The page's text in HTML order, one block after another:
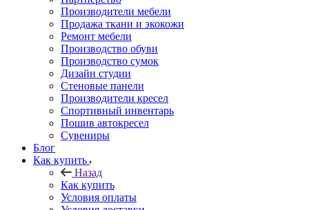
Производители мебели
Продажа ткани и экокожи
Ремонт мебели
Производство обуви
Производство сумок
Дизайн студии
Стеновые панели
Производители кресел
Спортивный инвентарь
Пошив автокресел
Сувениры
Блог
Как купить
Назад
Как купить
Условия оплаты